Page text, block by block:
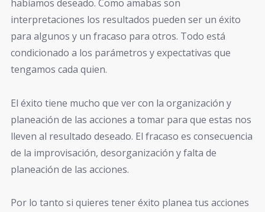
habíamos deseado. Como amabas son
interpretaciones los resultados pueden ser un éxito
para algunos y un fracaso para otros. Todo está
condicionado a los parámetros y expectativas que
tengamos cada quien.
El éxito tiene mucho que ver con la organización y
planeación de las acciones a tomar para que estas nos
lleven al resultado deseado. El fracaso es consecuencia
de la improvisación, desorganización y falta de
planeación de las acciones.
Por lo tanto si quieres tener éxito planea tus acciones